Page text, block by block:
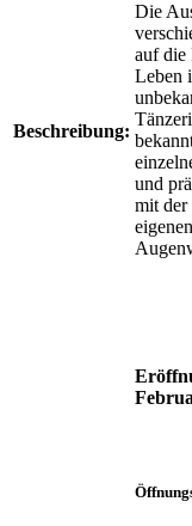
Beschreibung:
Die
auf die
Leben
und
mit der